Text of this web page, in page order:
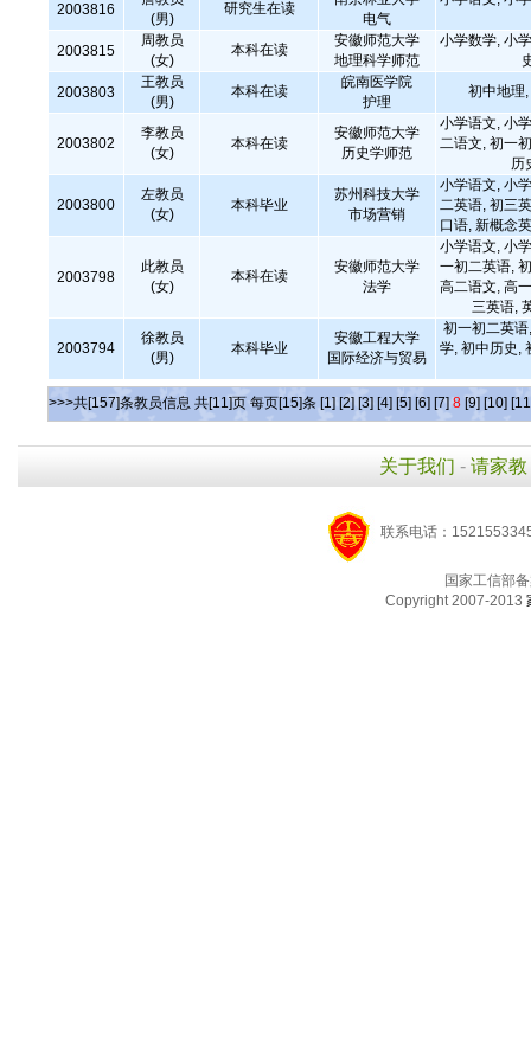
2003816
(男)
研究生在读
电气
2003815
周教员
(女)
本科在读
安徽师范大学
地理科学师范
小学数学, 小
2003803
王教员
(男)
本科在读
皖南医学院
护理
初中地理
2003802
李教员
(女)
本科在读
安徽师范大学
历史学师范
小学语文, 小
二语文, 初一
历
2003800
左教员
(女)
本科毕业
苏州科技大学
市场营销
小学语文, 小
二英语, 初三
口语, 新概念
2003798
此教员
(女)
本科在读
安徽师范大学
法学
小学语文, 小
一初二英语,
高二语文, 高
三英语,
2003794
徐教员
(男)
本科毕业
安徽工程大学
国际经济与贸易
初一初二英
学, 初中历史,
>>>共[157]条教员信息 共[11]页 每页[15]条 [1] [2] [3] [4] [5] [6] [7] 8 [9] [10]
关于我们 - 请家教
联系电话：
国家工信部
Copyright 2007-2013